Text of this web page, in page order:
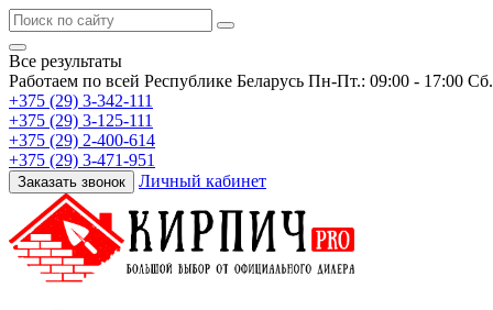
Все результаты
Работаем по всей Республике Беларусь Пн-Пт.: 09:00 - 17:00
+375 (29) 3-342-111
+375 (29) 3-125-111
+375 (29) 2-400-614
+375 (29) 3-471-951
Заказать звонок Личный кабинет